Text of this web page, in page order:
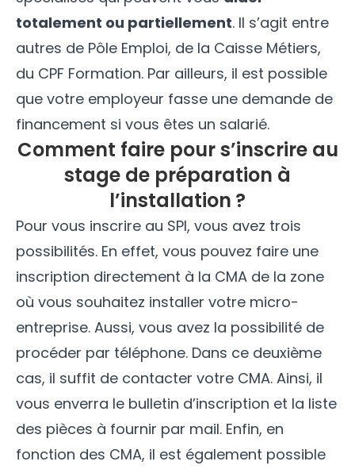
totalement ou partiellement. Il s’agit entre
autres de Pôle Emploi, de la Caisse Métiers,
du CPF Formation. Par ailleurs, il est possible
que votre employeur fasse une demande de
financement si vous êtes un salarié.
Comment faire pour s’inscrire au
stage de préparation à
l’installation ?
Pour vous inscrire au SPI, vous avez trois
possibilités. En effet, vous pouvez faire une
inscription directement à la CMA de la zone
où vous souhaitez installer votre micro-
entreprise. Aussi, vous avez la possibilité de
procéder par téléphone. Dans ce deuxième
cas, il suffit de contacter votre CMA. Ainsi, il
vous enverra le bulletin d’inscription et la liste
des pièces à fournir par mail. Enfin, en
fonction des CMA, il est également possible